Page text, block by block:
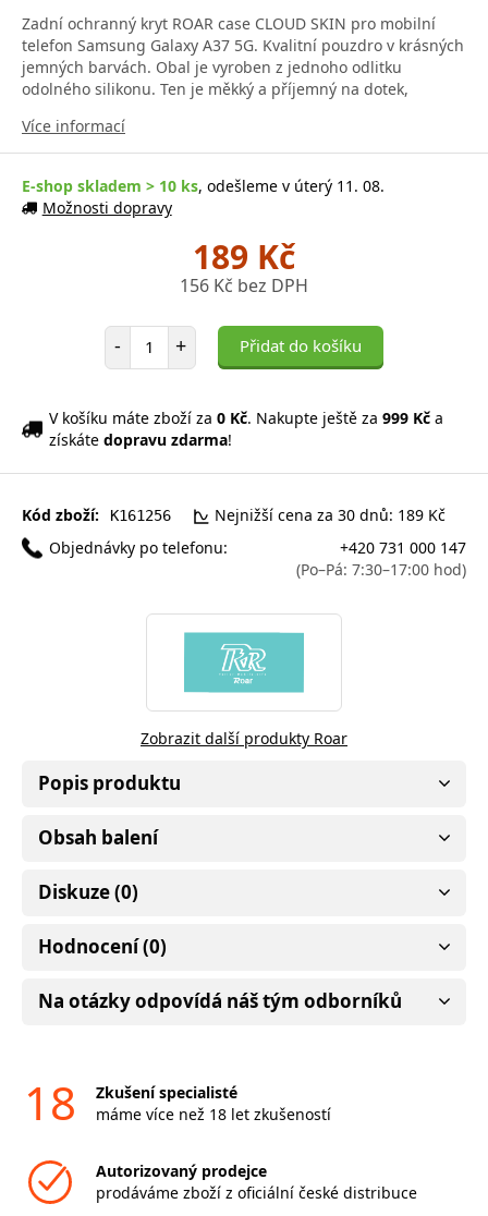
Zadní ochranný kryt ROAR case CLOUD SKIN pro mobilní
telefon Samsung Galaxy A37 5G. Kvalitní pouzdro v krásných
jemných barvách. Obal je vyroben z jednoho odlitku
odolného silikonu. Ten je měkký a příjemný na dotek,
Více informací
E-shop skladem > 10 ks, odešleme v úterý 11. 08.
Možnosti dopravy
189 Kč
156 Kč bez DPH
- Počet položek
+ Přidat do košíku
V košíku máte zboží za 0 Kč. Nakupte ještě za 999 Kč a
získáte dopravu zdarma!
Kód zboží: K161256
Nejnižší cena za 30 dnů: 189 Kč
Objednávky po telefonu:
+420 731 000 147
(Po–Pá: 7:30–17:00 hod)
Zobrazit další produkty Roar
Popis produktu
Obsah balení
Diskuze (0)
Hodnocení (0)
Na otázky odpovídá náš tým odborníků
18
Zkušení specialisté
máme více než 18 let zkušeností
Autorizovaný prodejce
prodáváme zboží z oficiální české distribuce